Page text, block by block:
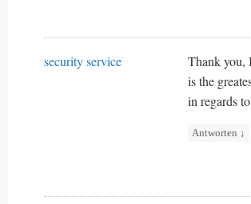
security service
Thank you,
is the
in regards
Antworten ↓